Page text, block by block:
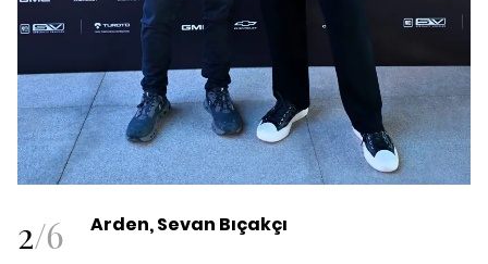
2/6 Arden, Sevan Bıçakçı